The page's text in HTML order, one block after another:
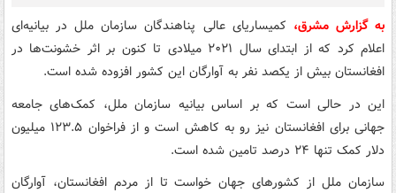
به گزارش مشرق، کمیساریای عالی پناهندگان سازمان ملل در بیانیه‌ای
اعلام کرد که از ابتدای سال ۲۰۲۱ میلادی تا کنون بر اثر خشونت‌ها در
افغانستان بیش از یکصد نفر به آوارگان این کشور افزوده شده است.
این در حالی است که بر اساس بیانیه سازمان ملل، کمک‌های جامعه
جهانی برای افغانستان نیز رو به کاهش است و از فراخوان ۱۲۳.۵ میلیون
دلار کمک تنها ۲۴ درصد تامین شده است.
سازمان ملل از کشورهای جهان خواست تا از مردم افغانستان، آوارگان